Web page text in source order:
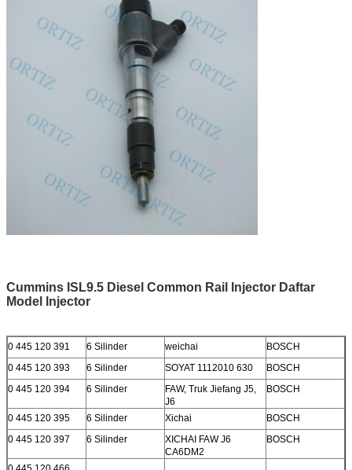
Cummins ISL9.5 Diesel Common Rail Injector Daftar
Model Injector
0 445 120 391 6 Silinder weichai
BOSCH
0 445 120 393
6 Silinder SOYAT 1112010 630
BOSCH
0 445 120 394
6 Silinder
FAW, Truk Jiefang J5,
J6
BOSCH
0 445 120 395 6 Silinder Xichai
BOSCH
0 445 120 397
6 Silinder
XICHAI FAW J6
CA6DM2
BOSCH